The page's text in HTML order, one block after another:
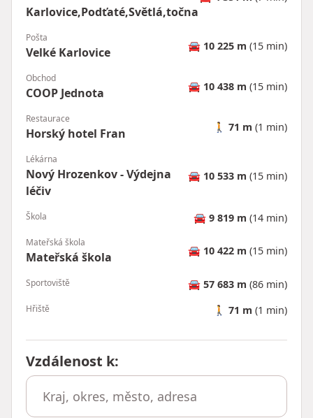
Karlovice,Podťaté,Světlá,točna
Pošta
Velké Karlovice 🚘 10 225 m (15 min)
Obchod
COOP Jednota 🚘 10 438 m (15 min)
Restaurace
Horský hotel Fran 🚶 71 m (1 min)
Lékárna
Nový Hrozenkov - Výdejna
léčiv
🚘 10 533 m (15 min)
Škola 🚘 9 819 m (14 min)
Mateřská škola
Mateřská škola 🚘 10 422 m (15 min)
Sportoviště 🚘 57 683 m (86 min)
Hřiště 🚶 71 m (1 min)
Vzdálenost k: